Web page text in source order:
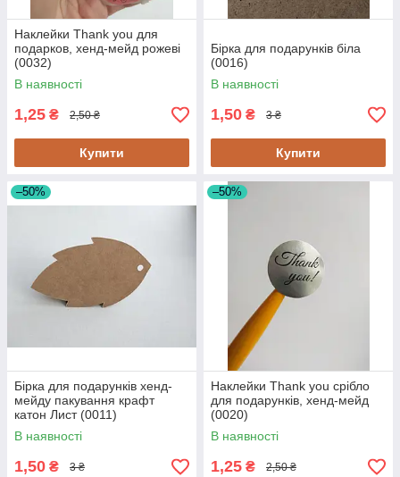
Наклейки Thank you для
подарков, хенд-мейд рожеві
(0032)
В наявності
1,25 ₴ 2,50 ₴
Купити
Бірка для подарунків біла
(0016)
В наявності
1,50 ₴ 3 ₴
Купити
–50%
Бірка для подарунків хенд-
мейду пакування крафт
катон Лист (0011)
В наявності
1,50 ₴ 3 ₴
–50%
Наклейки Thank you срібло
для подарунків, хенд-мейд
(0020)
В наявності
1,25 ₴ 2,50 ₴